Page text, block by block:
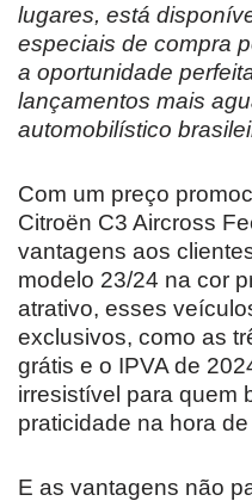
lugares, está
especiais de compra
a oportunidade
lançamentos mais
automobilístico
Com um preço
Citroën C3 Aircross
vantagens aos
modelo 23/24 na cor
atrativo, esses
exclusivos, como as
grátis e o IPVA de
irresistível para quem
praticidade na hora
E as vantagens não